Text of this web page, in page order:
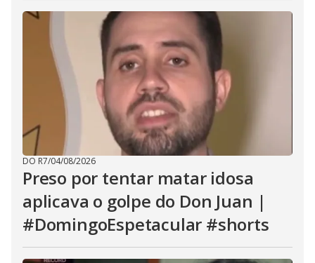
DO R7/04/08/2026
Preso por tentar matar idosa
aplicava o golpe do Don Juan |
#DomingoEspetacular #shorts